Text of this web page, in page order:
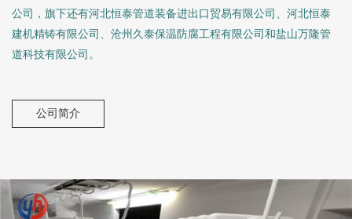
公司，旗下还有河北恒泰管道装备进出口贸易有限公司、河北恒泰
建机精铸有限公司、沧州久泰保温防腐工程有限公司和盐山万隆管
道科技有限公司。
公司简介